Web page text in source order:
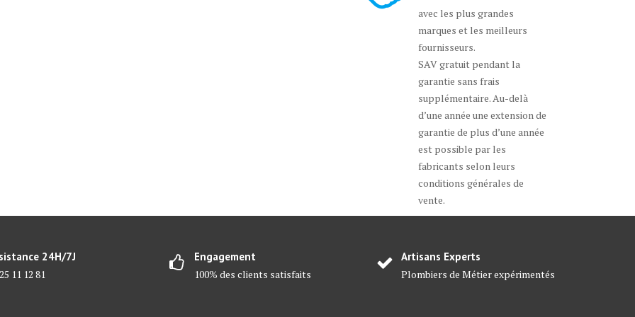
avec les plus grandes
marques et les meilleurs
fournisseurs.
SAV gratuit pendant la
garantie sans frais
supplémentaire. Au-delà
d’une année une extension de
garantie de plus d’une année
est possible par les
fabricants selon leurs
conditions générales de
vente.
24H/7J
11 12 81
Engagement
100% des clients satisfaits
Artisans Experts
Plombiers de Métier expérimentés